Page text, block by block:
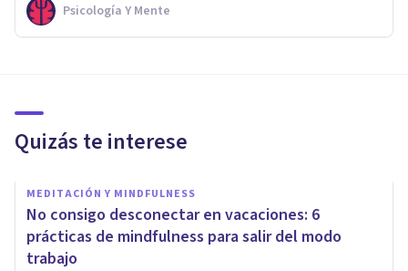
Psicología Y Mente
Quizás te interese
MEDITACIÓN Y MINDFULNESS
No consigo desconectar en vacaciones: 6
prácticas de mindfulness para salir del modo
trabajo